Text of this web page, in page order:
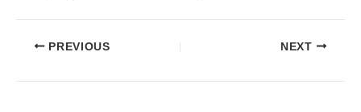
PREVIOUS NEXT